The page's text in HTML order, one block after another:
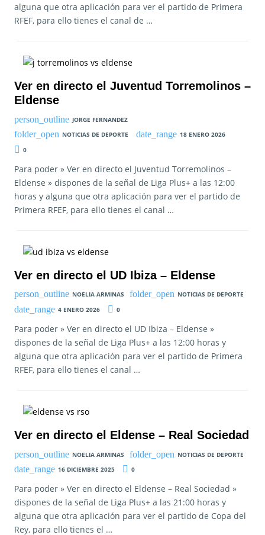
alguna que otra aplicación para ver el partido de Primera
RFEF, para ello tienes el canal de …
Ver en directo el Juventud Torremolinos –
Eldense
JORGE FERNANDEZ
NOTICIAS DE DEPORTE
18 ENERO 2026
0
Para poder » Ver en directo el Juventud Torremolinos –
Eldense » dispones de la señal de Liga Plus+ a las 12:00
horas y alguna que otra aplicación para ver el partido de
Primera RFEF, para ello tienes el canal …
Ver en directo el UD Ibiza – Eldense
NOELIA ARMINAS
NOTICIAS DE DEPORTE
4 ENERO 2026
0
Para poder » Ver en directo el UD Ibiza – Eldense »
dispones de la señal de Liga Plus+ a las 12:00 horas y
alguna que otra aplicación para ver el partido de Primera
RFEF, para ello tienes el canal …
Ver en directo el Eldense – Real Sociedad
NOELIA ARMINAS
NOTICIAS DE DEPORTE
16 DICIEMBRE 2025
0
Para poder » Ver en directo el Eldense – Real Sociedad »
dispones de la señal de Liga Plus+ a las 21:00 horas y
alguna que otra aplicación para ver el partido de Copa del
Rey, para ello tienes el …